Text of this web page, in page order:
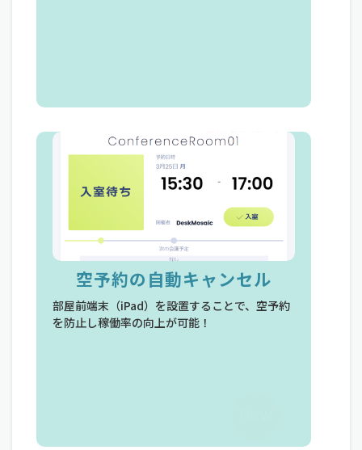
空予約の自動キャンセル
部屋前端末（iPad）を設置することで、空予約
を防止し稼働率の向上が可能！
空予約の自動キャンセ
部屋前端末（iPad）を設置することで、
を防止し稼働率の向上が可能！